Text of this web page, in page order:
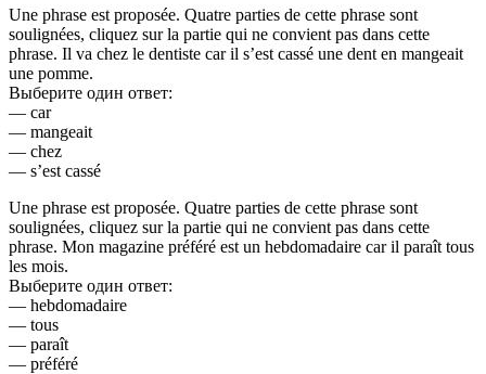
Une phrase est proposée. Quatre parties de cette phrase sont
soulignées, cliquez sur la partie qui ne convient pas dans cette
phrase. Il va chez le dentiste car il s’est cassé une dent en mangeait
une pomme.
Выберите один ответ:
— car
— mangeait
— chez
— s’est cassé
Une phrase est proposée. Quatre parties de cette phrase sont
soulignées, cliquez sur la partie qui ne convient pas dans cette
phrase. Mon magazine préféré est un hebdomadaire car il paraît tous
les mois.
Выберите один ответ:
— hebdomadaire
— tous
— paraît
— préféré